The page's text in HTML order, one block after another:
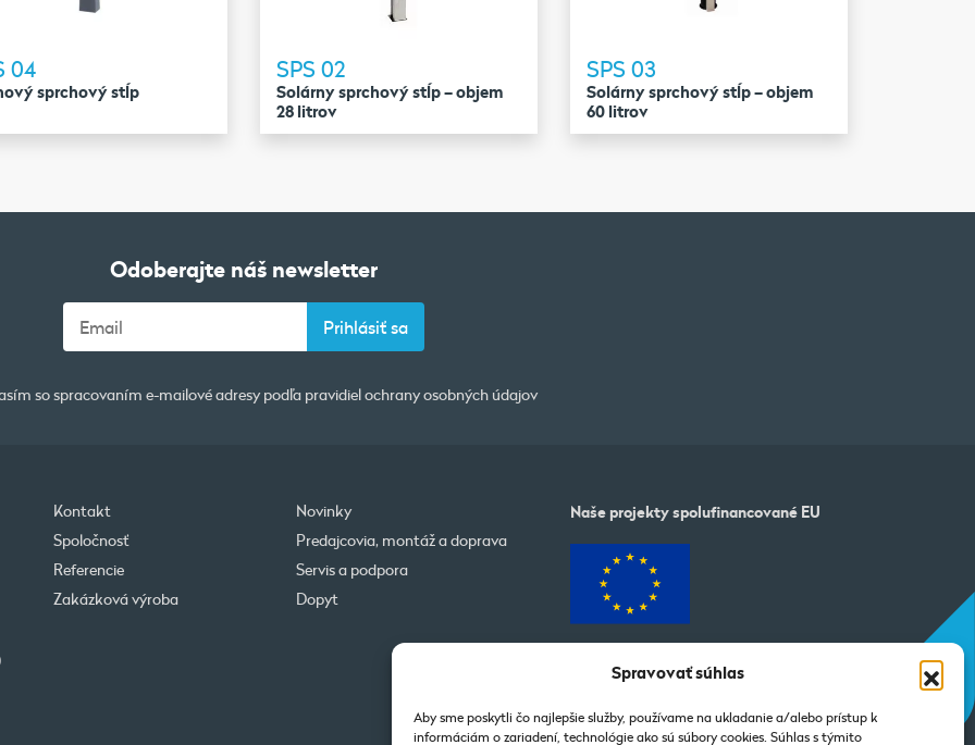
Spravovať súhlas
Aby sme poskytli čo najlepšie služby, používame na ukladanie a/alebo prístup k
informáciám o zariadení, technológie ako sú súbory cookies. Súhlas s týmito
04
sprchový stĺp
SPS 02
Solárny sprchový stĺp – objem
28 litrov
SPS 03
Solárny sprchový stĺp – objem
60 litrov
Odoberajte náš newsletter
so spracovaním e-mailové adresy podľa pravidielochrany osobných údajov
Kontakt
Novinky
Spoločnosť
Predajcovia, montáž a doprava
Referencie
Servis a podpora
Zakázková výroba
Dopyt
Naše projekty spolufinancované EU